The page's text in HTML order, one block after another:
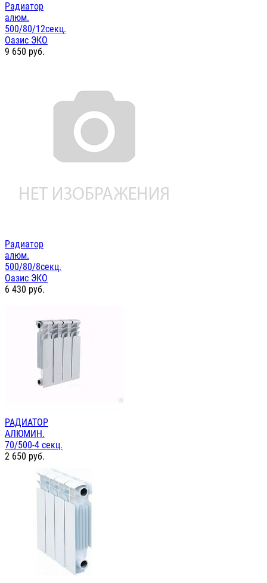
Радиатор
алюм.
500/80/12секц.
Оазис ЭКО
9 650 руб.
Радиатор
алюм.
500/80/8секц.
Оазис ЭКО
6 430 руб.
РАДИАТОР
АЛЮМИН.
70/500-4 секц.
2 650 руб.